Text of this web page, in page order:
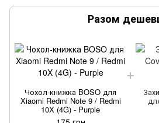
Разом
Чохол-книжка BOSO для
Xiaomi Redmi Note 9 / Redmi
10X (4G) - Purple